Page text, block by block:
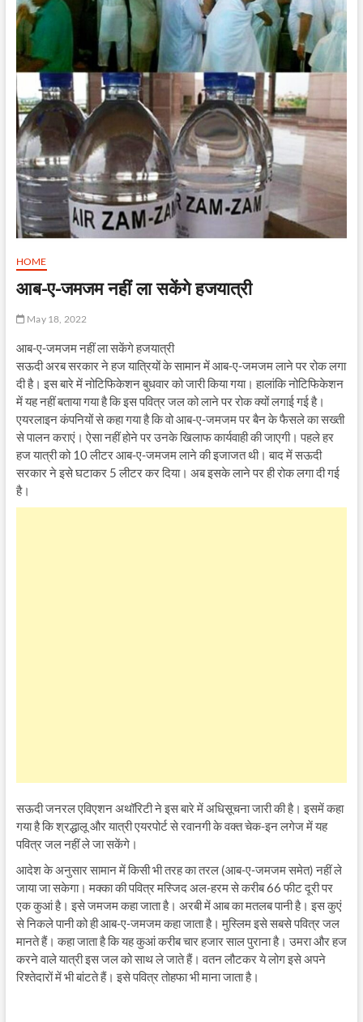
HOME
आब-ए-जमजम नहीं ला सकेंगे हजयात्री
May 18, 2022
आब-ए-जमजम नहीं ला सकेंगे हजयात्री
सऊदी अरब सरकार ने हज यात्रियों के सामान में आब-ए-जमजम लाने पर रोक लगा
दी है। इस बारे में नोटिफिकेशन बुधवार को जारी किया गया। हालांकि नोटिफिकेशन
में यह नहीं बताया गया है कि इस पवित्र जल को लाने पर रोक क्यों लगाई गई है।
एयरलाइन कंपनियों से कहा गया है कि वो आब-ए-जमजम पर बैन के फैसले का सख्ती
से पालन कराएं। ऐसा नहीं होने पर उनके खिलाफ कार्यवाही की जाएगी। पहले हर
हज यात्री को 10 लीटर आब-ए-जमजम लाने की इजाजत थी। बाद में सऊदी
सरकार ने इसे घटाकर 5 लीटर कर दिया। अब इसके लाने पर ही रोक लगा दी गई
है।
सऊदी जनरल एविएशन अथॉरिटी ने इस बारे में अधिसूचना जारी की है। इसमें कहा
गया है कि श्रद्धालू और यात्री एयरपोर्ट से रवानगी के वक्त चेक-इन लगेज में यह
पवित्र जल नहीं ले जा सकेंगे।
आदेश के अनुसार सामान में किसी भी तरह का तरल (आब-ए-जमजम समेत) नहीं ले
जाया जा सकेगा। मक्का की पवित्र मस्जिद अल-हरम से करीब 66 फीट दूरी पर
एक कुआं है। इसे जमजम कहा जाता है। अरबी में आब का मतलब पानी है। इस कुएं
से निकले पानी को ही आब-ए-जमजम कहा जाता है। मुस्लिम इसे सबसे पवित्र जल
मानते हैं। कहा जाता है कि यह कुआं करीब चार हजार साल पुराना है। उमरा और हज
करने वाले यात्री इस जल को साथ ले जाते हैं। वतन लौटकर ये लोग इसे अपने
रिश्तेदारों में भी बांटते हैं। इसे पवित्र तोहफा भी माना जाता है।